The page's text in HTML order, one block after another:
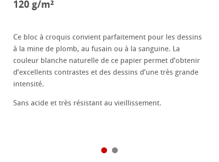
120 g/m²
Ce bloc à croquis convient parfaitement pour les dessins
à la mine de plomb, au fusain ou à la sanguine. La
couleur blanche naturelle de ce papier permet d’obtenir
d’excellents contrastes et des dessins d’une très grande
intensité.
Sans acide et très résistant au vieillissement.